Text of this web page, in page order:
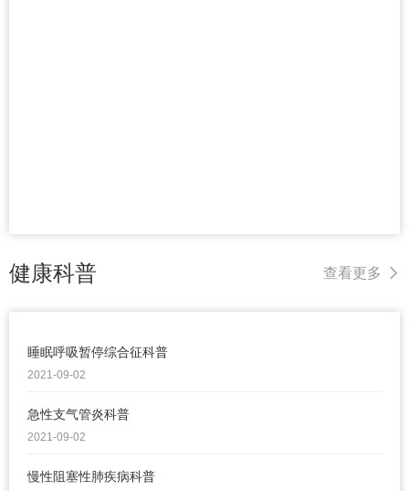
查看更多
健康科普
2021-09-02
睡眠呼吸暂停综合征科普
2021-09-02
急性支气管炎科普
慢性阻塞性肺疾病科普